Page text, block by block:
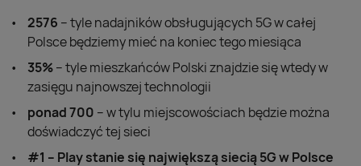
2576 – tyle nadajników obsługujących 5G w całej
Polsce będziemy mieć na koniec tego miesiąca
35%– tyle mieszkańców Polski znajdzie się wtedy w
zasięgu najnowszej technologii
ponad 700 – w tylu miejscowościach będzie można
doświadczyć tej sieci
#1 – Play stanie się największą siecią 5G w Polsce